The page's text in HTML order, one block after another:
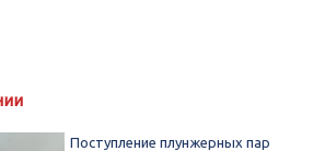
Поступление плунжерных пар